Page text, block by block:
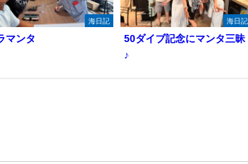
海日記
マンタ
海日記
50ダイブ記念にマンタ三昧
♪